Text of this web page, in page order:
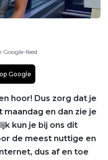
feed
Google
hoor! Dus zorg dat je
en dan zie je
kun je bij ons dit
de meest nuttige en
dus af en toe